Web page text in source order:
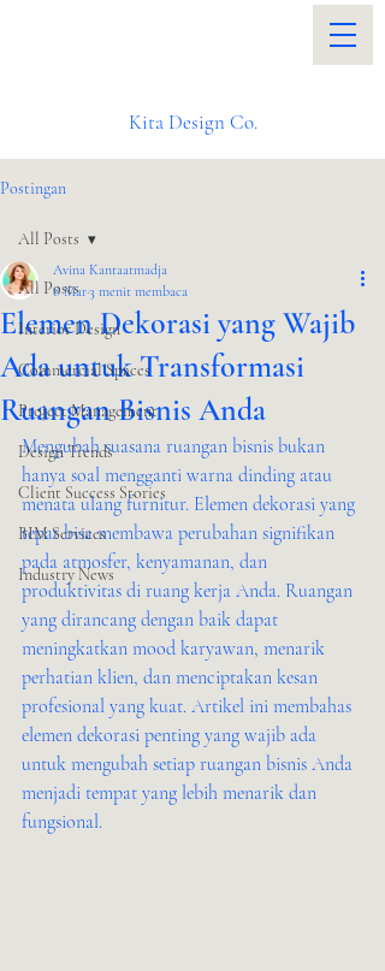
Kita Design Co.
Postingan
All Posts
Interior Design
Commercial Spaces
Project Management
Design Trends
Client Success Stories
BIM Services
Industry News
All Posts
Elemen Dekorasi yang Wajib
Ada untuk Transformasi
Ruangan Bisnis Anda
Avina Kantaatmadja
8 Mar3 menit membaca
Mengubah suasana ruangan bisnis bukan
hanya soal mengganti warna dinding atau
menata ulang furnitur. Elemen dekorasi yang
tepat bisa membawa perubahan signifikan
pada atmosfer, kenyamanan, dan
produktivitas di ruang kerja Anda. Ruangan
yang dirancang dengan baik dapat
meningkatkan mood karyawan, menarik
perhatian klien, dan menciptakan kesan
profesional yang kuat. Artikel ini membahas
elemen dekorasi penting yang wajib ada
untuk mengubah setiap ruangan bisnis Anda
menjadi tempat yang lebih menarik dan
fungsional.